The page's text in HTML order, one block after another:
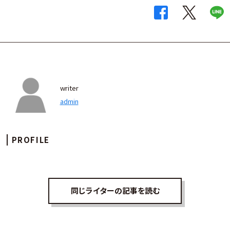
writer
admin
PROFILE
同じライターの記事を読む